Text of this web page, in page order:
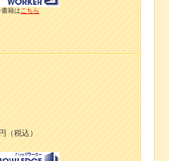
書籍はこちら
（税込）